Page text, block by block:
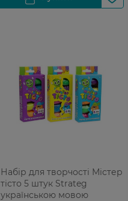
Набір для творчості Містер
тісто 5 штук Strateg
українською мовою